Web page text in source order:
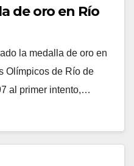
de oro en Río
la medalla de oro en
Olímpicos de Río de
al primer intento,…